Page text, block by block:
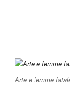
Arte e femme